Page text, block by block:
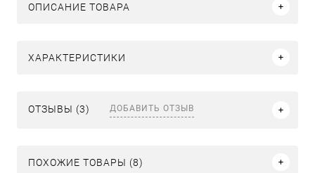
ОПИСАНИЕ ТОВАРА
ХАРАКТЕРИСТИКИ
ОТЗЫВЫ (3) ДОБАВИТЬ ОТЗЫВ
ПОХОЖИЕ ТОВАРЫ (8)